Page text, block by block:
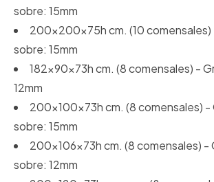
sobre: 15mm
200x200x75h cm. (10 comensales)
sobre: 15mm
182x90x73h cm. (8 comensales) -
12mm
200x100x73h cm. (8 comensales) -
sobre: 15mm
200x106x73h cm. (8 comensales) -
sobre: 12mm